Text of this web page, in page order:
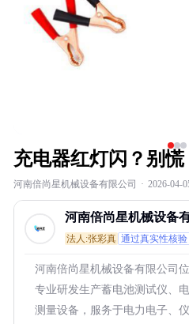
充电器红灯闪？别慌
河南倍尚星机械设备有限公司 · 2026-04-
河南倍尚星机械设备
法人:张彩真 通过真实性核验
河南倍尚星机械设备有限公司
专业研发生产蓄电池测试仪、
测量设备，服务于电力电子、